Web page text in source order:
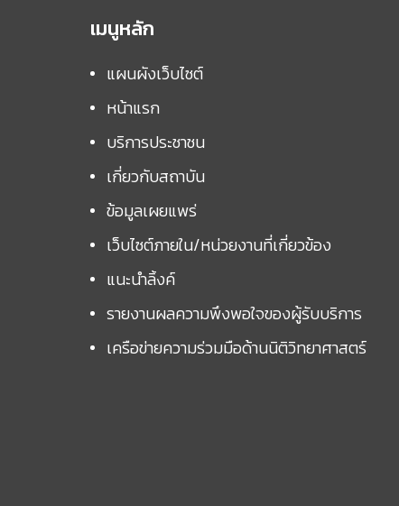
เมนูหลัก
แผนผังเว็บไซต์
หน้าแรก
บริการประชาชน
เกี่ยวกับสถาบัน
ข้อมูลเผยแพร่
เว็บไซต์ภายใน/หน่วยงานที่เกี่ยวข้อง
แนะนำลิ้งค์
รายงานผลความพึงพอใจของผู้รับบริการ
เครือข่ายความร่วมมือด้านนิติวิทยาศาสตร์